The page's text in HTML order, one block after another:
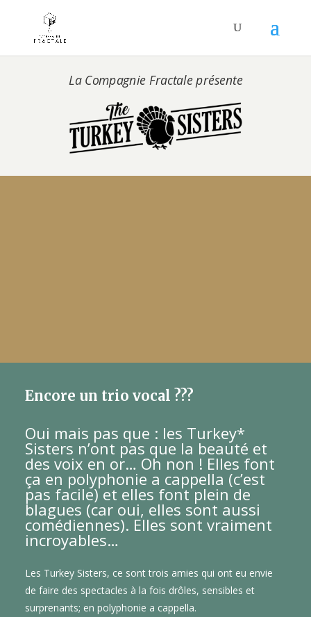
La Compagnie Fractale présente
Encore un trio vocal ???
Oui mais pas que : les Turkey*
Sisters n’ont pas que la beauté et
des voix en or… Oh non ! Elles font
ça en polyphonie a cappella (c’est
pas facile) et elles font plein de
blagues (car oui, elles sont aussi
comédiennes). Elles sont vraiment
incroyables…
Les Turkey Sisters, ce sont trois amies qui ont eu envie
de faire des spectacles à la fois drôles, sensibles et
surprenants; en polyphonie a cappella.